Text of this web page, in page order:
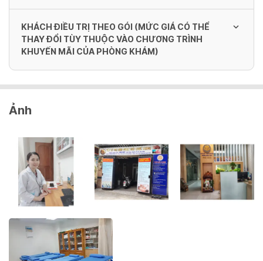
KHÁCH ĐIỀU TRỊ THEO GÓI (MỨC GIÁ CÓ THỂ
THAY ĐỔI TÙY THUỘC VÀO CHƯƠNG TRÌNH
KHUYẾN MÃI CỦA PHÒNG KHÁM)
13,000,000 VND/ Gói
Gói 1 (Điều trị 26 ngày) - Liệu trình 2 - 3
9,100,000 VND/ Gói
7,000,000 VND/ Gói
Ảnh